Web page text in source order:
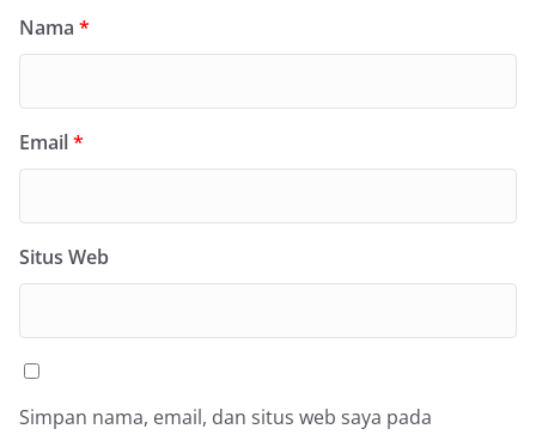
Nama *
Email*
Situs Web
Simpan nama, email, dan situs web saya pada